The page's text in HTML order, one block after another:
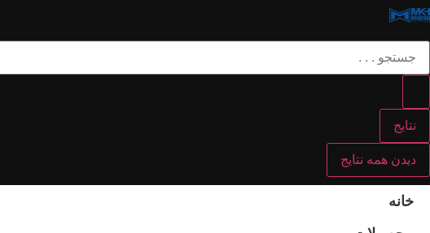
نتایج
دیدن همه نتایج
خانه